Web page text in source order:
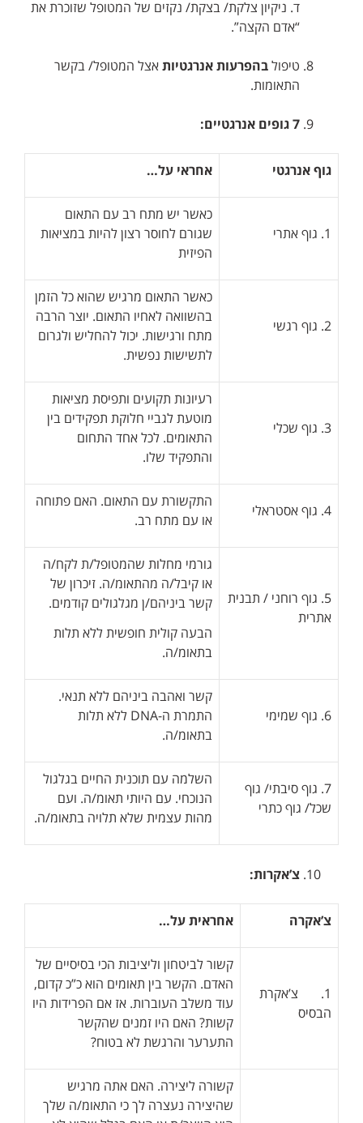
ד. ניקיון צלקת/ בצקת/ נקזים של המטופל שזוכרת את
“אדם הקצה”.
טיפולבהפרעות אנרגטיותאצל המטופל/ בקשר
התאומות.
7 גופים אנרגטיים:
גוף אנרגטי אחראי על…
1. גוף אתרי
כאשר יש מתח רב עם התאום
שגורם לחוסר רצון להיות במציאות
הפיזית
2. גוף רגשי
כאשר התאום מרגיש שהוא כל הזמן
בהשוואה לאחיו התאום. יוצר הרבה
מתח ורגישות. יכול להחליש ולגרום
לתשישות נפשית.
3. גוף שכלי
רעיונות תקועים ותפיסת מציאות
מוטעת לגביי חלוקת תפקידים בין
התאומים. לכל אחד התחום
והתפקיד שלו.
4. גוף אסטראלי
התקשורת עם התאום. האם פתוחה
או עם מתח רב.
5. גוף רוחני / תבנית
אתרית
גורמי מחלות שהמטופל/ת לקח/ה
או קיבל/ה מהתאומ/ה. זיכרון של
קשר ביניהם/ן מגלגולים קודמים.
הבעה קולית חופשית ללא תלות
בתאומ/ה.
6. גוף שמימי
קשר ואהבה ביניהם ללא תנאי.
התמרת ה-DNA ללא תלות
בתאומ/ה.
7. גוף סיבתי/ גוף
שכל/ גוף כתרי
השלמה עם תוכנית החיים בגלגול
הנוכחי. עם היותי תאומ/ה. ועם
מהות עצמית שלא תלויה בתאומ/ה.
צ’אקרות:
צ’אקרה אחראית על…
1. צ’אקרת
הבסיס
קשור לביטחון וליציבות הכי בסיסיים של
האדם. הקשר בין תאומים הוא כ”כ קדום,
עוד משלב העוברות. אז אם הפרידות היו
קשות? האם היו זמנים שהקשר
התערער והרגשת לא בטוח?
קשורה ליצירה. האם אתה מרגיש
שהיצירה נעצרה לך כי התאומ/ה שלך